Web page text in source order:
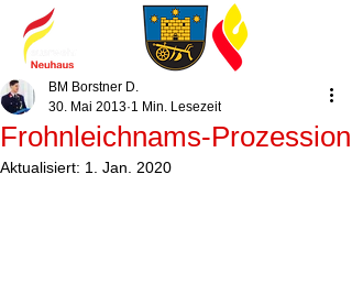
Frohnleichnams-Prozession
BM Borstner D.
30. Mai 2013 1 Min. Lesezeit
Aktualisiert: 1. Jan. 2020